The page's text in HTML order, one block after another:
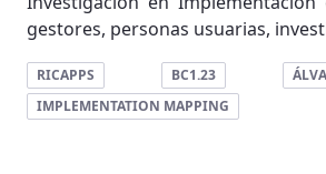
gestores, personas usuarias,
RICAPPS BC1.23
IMPLEMENTATION MAPPING